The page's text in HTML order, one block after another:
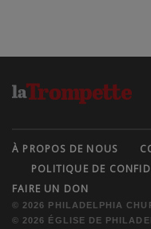
À PROPOS DE NOUS
POLITIQUE DE
FAIRE UN DON
© 2026 PHILADELPHIA
© 2026 ÉGLISE DE